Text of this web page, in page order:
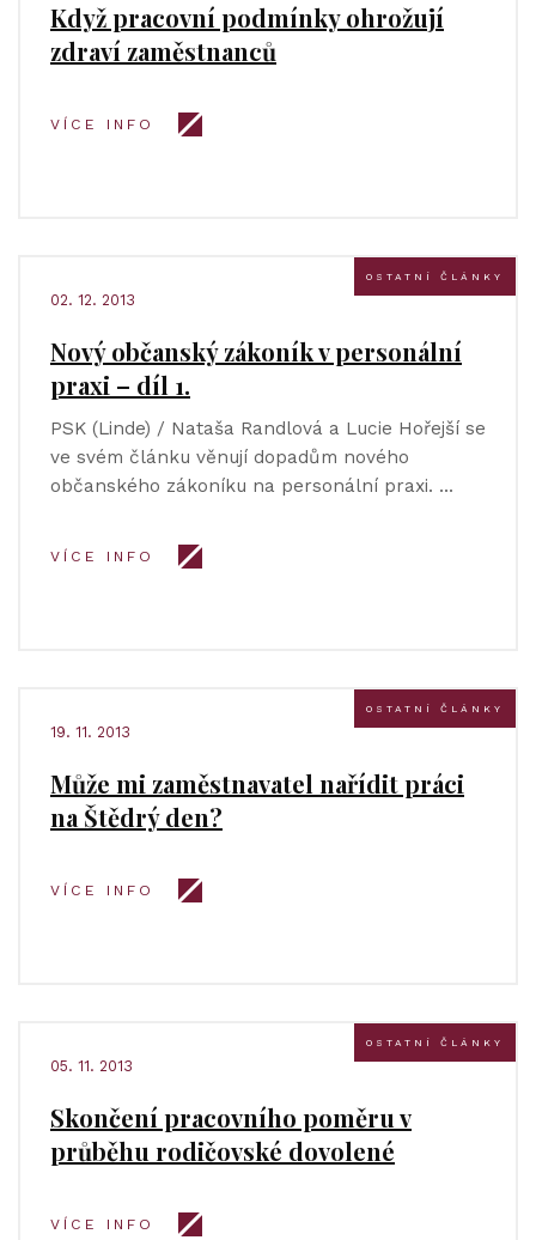
Když pracovní podmínky ohrožují
zdraví zaměstnanců
VÍCE INFO
OSTATNÍ ČLÁNKY
02. 12. 2013
Nový občanský zákoník v personální
praxi – díl 1.
PSK (Linde) / Nataša Randlová a Lucie Hořejší se
ve svém článku věnují dopadům nového
občanského zákoníku na personální praxi. …
VÍCE INFO
OSTATNÍ ČLÁNKY
19. 11. 2013
Může mi zaměstnavatel nařídit práci
na Štědrý den?
VÍCE INFO
OSTATNÍ ČLÁNKY
05. 11. 2013
Skončení pracovního poměru v
průběhu rodičovské dovolené
VÍCE INFO